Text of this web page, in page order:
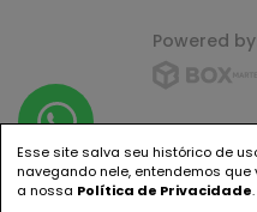
FLORENZA LIFE+
Powered by:
Esse site salva seu histórico de
navegando nele, entendemos que
a nossa Política de Privacidade.